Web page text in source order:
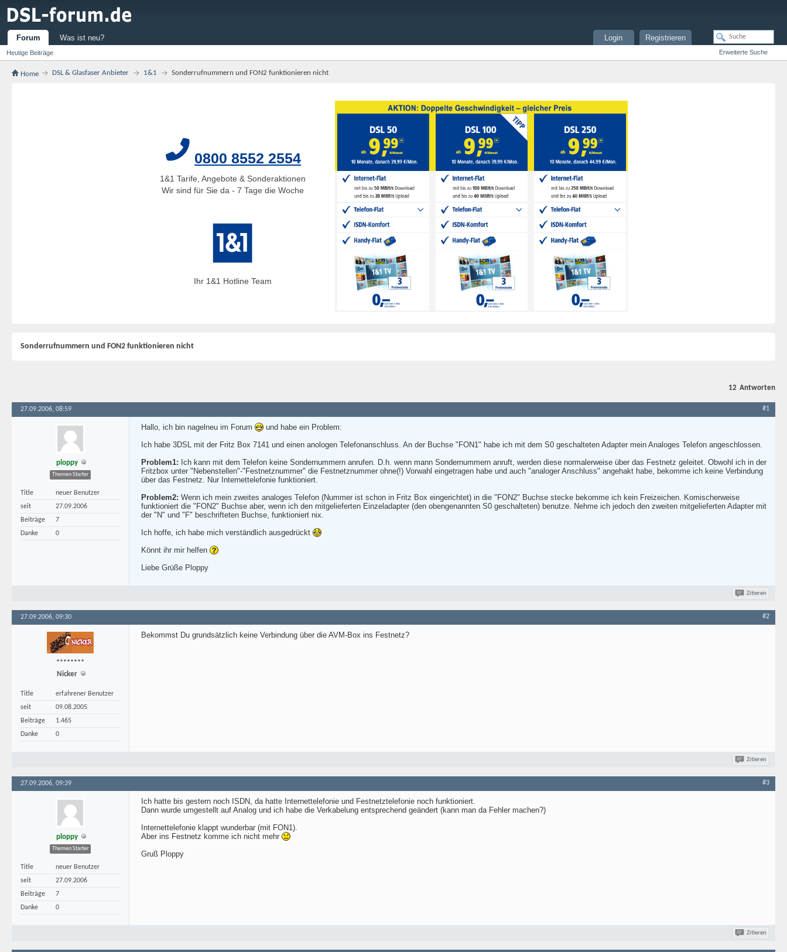
Forum
Heutige Beiträge
Was ist neu? Registrieren
Login
Erweiterte Suche
Home DSL & Glasfaser Anbieter 1&1 Sonderrufnummern und FON2 funktionieren nicht
0800 8552 2554
1&1 Tarife, Angebote & Sonderaktionen
Wir sind für Sie da - 7 Tage die Woche
Ihr 1&1 Hotline Team
Sonderrufnummern und FON2 funktionieren nicht
12 Antworten
27.09.2006, 08:59 #1
ploppy
Themen Starter
Title
neuer Benutzer
seit
27.09.2006
Beiträge
7
Danke
0
Hallo, ich bin nagelneu im Forum
und habe ein Problem:
Ich habe 3DSL mit der Fritz Box 7141 und einen anologen Telefonanschluss. An der Buchse "FON1" habe ich mit dem S0 geschalteten Adapter mein Analoges Telefon angeschlossen.
Problem1: Ich kann mit dem Telefon keine Sondernummern anrufen. D.h. wenn mann Sondernummern anruft, werden diese normalerweise über das Festnetz geleitet. Obwohl ich in der
Fritzbox unter "Nebenstellen"-"Festnetznummer" die Festnetznummer ohne(!) Vorwahl eingetragen habe und auch "analoger Anschluss" angehakt habe, bekomme ich keine Verbindung
über das Festnetz. Nur Internettelefonie funktioniert.
Problem2: Wenn ich mein zweites analoges Telefon (Nummer ist schon in Fritz Box eingerichtet) in die "FON2" Buchse stecke bekomme ich kein Freizeichen. Komischerweise
funktioniert die "FON2" Buchse aber, wenn ich den mitgelieferten Einzeladapter (den obengenannten S0 geschalteten) benutze. Nehme ich jedoch den zweiten mitgelieferten Adapter mit
der "N" und "F" beschrifteten Buchse, funktioniert nix.
Ich hoffe, ich habe mich verständlich ausgedrückt
Könnt ihr mir helfen
Liebe Grüße Ploppy
Zitieren
27.09.2006, 09:30 #2
********
Nicker
Title
erfahrener Benutzer
seit
09.08.2005
Beiträge
1.465
Danke
0
Bekommst Du grundsätzlich keine Verbindung über die AVM-Box ins Festnetz?
Zitieren
27.09.2006, 09:39 #3
ploppy
Themen Starter
Title
neuer Benutzer
seit
27.09.2006
Beiträge
7
Danke
0
Ich hatte bis gestern noch ISDN, da hatte Internettelefonie und Festnetztelefonie noch funktioniert.
Dann wurde umgestellt auf Analog und ich habe die Verkabelung entsprechend geändert (kann man da Fehler machen?)
Internettelefonie klappt wunderbar (mit FON1).
Aber ins Festnetz komme ich nicht mehr
Gruß Ploppy
Zitieren